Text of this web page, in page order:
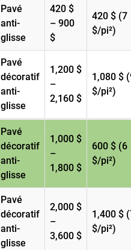
Pavé
anti-
glisse
420 $
– 900
$
420 $ (7
$/pi²)
Pavé
décoratif
anti-
glisse
1,200 $
–
2,160 $
1,080 $
$/pi²)
Pavé
décoratif
anti-
glisse
1,000 $
–
1,800 $
600 $ (6
$/pi²)
Pavé
décoratif
anti-
glisse
2,000 $
–
3,600 $
1,400 $
$/pi²)